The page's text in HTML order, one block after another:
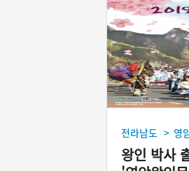
전라남도 > 영
왕인 박사